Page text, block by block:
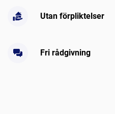
Utan förpliktelser
Fri rådgivning